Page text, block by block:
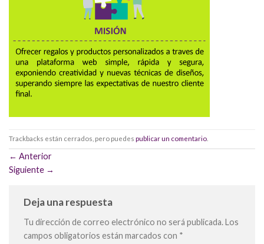
Trackbacks están cerrados, pero puedes publicar un comentario
← Anterior
Siguiente →
Deja una respuesta
Tu dirección de correo electrónico no será publicada.Los
campos obligatorios están marcados con *